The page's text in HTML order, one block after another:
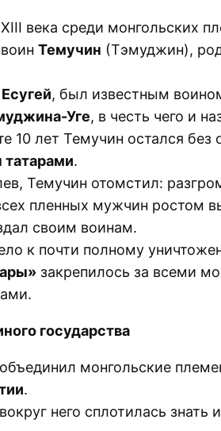
века среди монгольских
Темучин (Тэмуджин),
Есугей, был известным
Уге, в честь чего и
10 лет Темучин остался без
татарами.
Темучин отомстил:
пленных мужчин ростом
своим воинам.
к почти полному
закрепилось за всеми
государства
монгольские
.
вокруг него сплотилась